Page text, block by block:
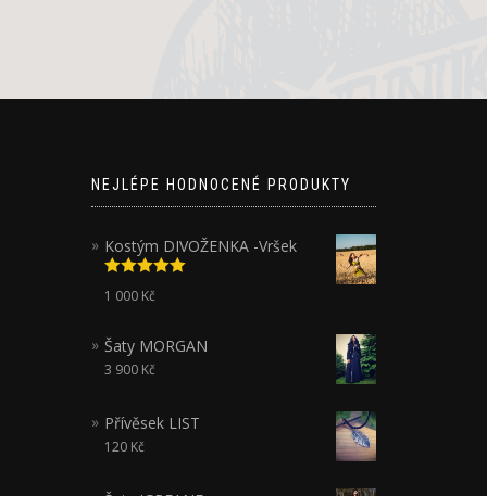
NEJLÉPE HODNOCENÉ PRODUKTY
Kostým DIVOŽENKA -Vršek
Hodnocení
5.00z 5
1 000 Kč
Šaty MORGAN
3 900 Kč
Přívěsek LIST
120 Kč